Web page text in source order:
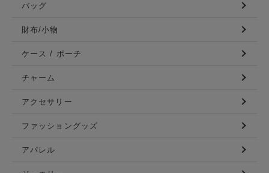
バッグ
財布/小物
ケース / ポーチ
チャーム
アクセサリー
ファッショングッズ
アパレル